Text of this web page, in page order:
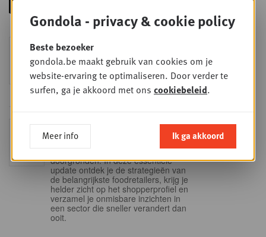
WOE
9
SEP
Foodservice - Joint
business planning
Intro to Negotiation: Succes aan de
onderhandelingstafel is geen toeval!
15
Into Retail - Sold out
Mis deze unieke kans niet om het
Belgische retaillandschap volledig te
doorgronden. In deze essentiële
update ontdek je de strategieën van
de belangrijkste foodretailers, krijg je
helder zicht op het shopperprofiel en
verzamel je onmisbare inzichten in
een sector die sneller verandert dan
ooit.
Gondola - privacy & cookie policy
Beste bezoeker
gondola.be maakt gebruik van cookies om je
website-ervaring te optimaliseren. Door verder te
surfen, ga je akkoord met ons cookiebeleid.
Meer info Ik ga akkoord